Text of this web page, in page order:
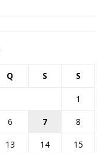
Q S S
1
6 7
8
13 14
15